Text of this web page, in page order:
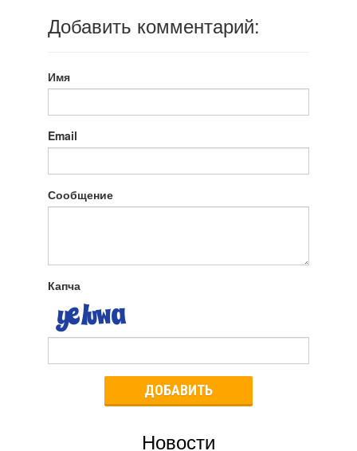
Добавить комментарий:
Имя
Email
Сообщение
Капча
ДОБАВИТЬ
Новости